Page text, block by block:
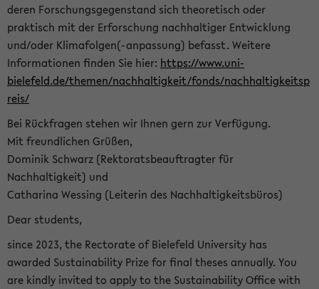
deren Forschungsgegenstand sich theoretisch oder
praktisch mit der Erforschung nachhaltiger Entwicklung
und/oder Klimafolgen(-anpassung) befasst. Weitere
Informationen finden Sie hier: https://www.uni-
bielefeld.de/themen/nachhaltigkeit/fonds/nachhaltigkeitsp
reis/
Bei Rückfragen stehen wir Ihnen gern zur Verfügung.
Mit freundlichen Grüßen,
Dominik Schwarz (Rektoratsbeauftragter für
Nachhaltigkeit) und
Catharina Wessing (Leiterin des Nachhaltigkeitsbüros)
Dear students,
since 2023, the Rectorate of Bielefeld University has
awarded Sustainability Prize for final theses annually. You
are kindly invited to apply to the Sustainability Office with